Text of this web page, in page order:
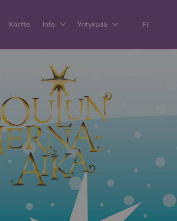
Kartta Info Yri­tyk­sille FI